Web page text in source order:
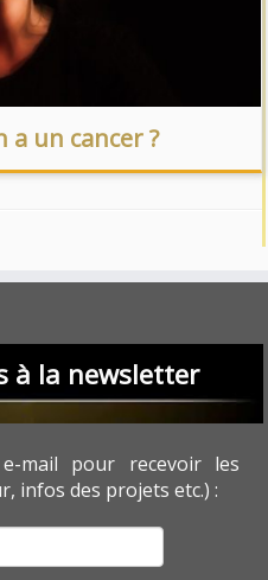
a un cancer ?
à la newsletter
mail pour recevoir les
infos des projets etc.) :